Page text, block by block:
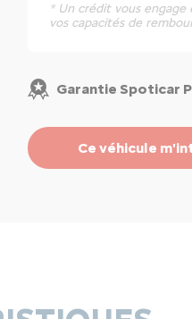
* Un crédit vous
vos capacités de
Garantie Spoticar
Ce véhicule